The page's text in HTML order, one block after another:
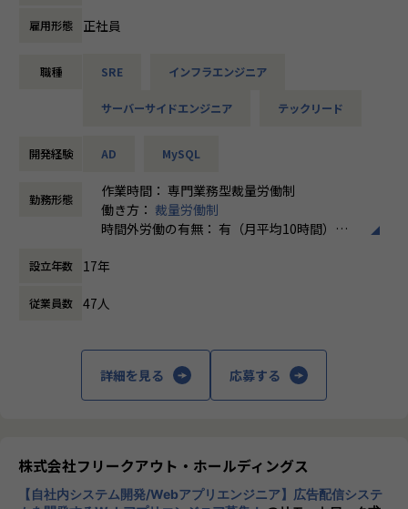
ざいません！
のサポートをいたします。
資格取得のための受講費や書籍代は会社が負担いたします。
【部署間でのナレッジ共有】
定期的に帰社日を設け、技術についての情報交換や今後の部
署活動においてディスカッションを行っております。
部署独自での『もくもく会』と実施し、ひたすら技術と向き
合う時間を設けています。
中にはKaggleのコンペンションに参加したり、JDLA(日本デ
最近では技術発信ブログとして「note」にも企業登録し、弊
■年休130日以上 (年休125日＋有給5日以上)
■残業月平均10時間程度
■具体的には
・リクエスト数 300 億/日を 50ms 以内に効率的に捌くため
・数十億のユニークな行動データをリアルタイムに処理する
・広告オークション取引におけるパフォーマンス向上のため
・ネットワークやミドルウェアからアプリケーションまで、
■プロジェクトの進め方
・チケット駆動による機動的な開発進行
ー・CI・リリース)
開発から運用まで広く担当します
雇用形態 正社員
職種 SRE インフラエンジニア
サーバーサイドエンジニア テックリード
開発経験 AD MySQL
勤務形態
作業時間： 専門業務型裁量労働制
働き方： 裁量労働制
時間外労働の有無： 有（月平均10時間）
設立年数 17年
従業員数 47人
詳細を見る 応募する
株式会社フリークアウト・ホールディングス
【自社内システム開発/Webアプリエンジニア】広告配信システ